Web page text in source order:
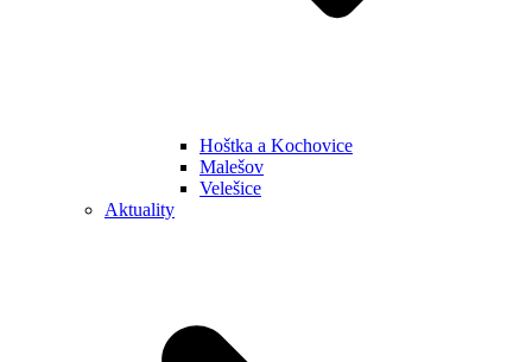
Hoštka a Kochovice
Malešov
Velešice
Aktuality